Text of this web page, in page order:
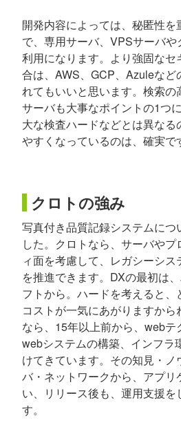
開発内容によっては、秘匿性
で、専用サーバ、VPSサーバ
利用になります。より強固な
合は、AWS、GCP、Azuleなど
れてもいいと思います。検索の
サーバも大事なポイントの1つ
大な検査ハードなどとは異なる
やすくなっているのは、確実で
クロトの強み
写真付き品質記録システムにつ
した。クロトなら、サーバや
ィ面を考慮して、レガシーシ
を推進できます。DXの最初は
フトから。ハードを考えると
コストが一気にあがりますから
なら、15年以上前から、webテ
webシステムの構築、インフラ
けてきています。その知見・
バ・ネットワークから、アプ
い、リリース後も、運用支援
す。